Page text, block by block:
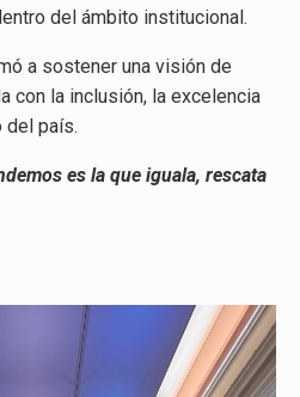
del ámbito institucional.
a sostener una visión de
con la inclusión, la excelencia
del país.
es la que iguala, rescata